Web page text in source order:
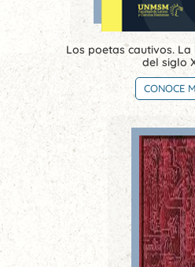
Los poetas cautivos.
del siglo
CONOCE